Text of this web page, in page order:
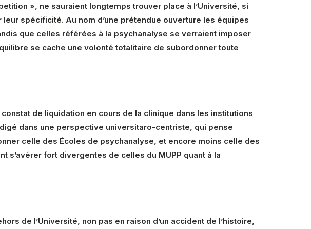
», ne sauraient longtemps trouver place à l’Université, si
spécificité. Au nom d’une prétendue ouverture les équipes
que celles référées à la psychanalyse se verraient imposer
se cache une volonté totalitaire de subordonner toute
de liquidation en cours de la clinique dans les institutions
dans une perspective universitaro-centriste, qui pense
celle des Écoles de psychanalyse, et encore moins celle des
fort divergentes de celles du MUPP quant à la
de l’Université, non pas en raison d’un accident de l’histoire,